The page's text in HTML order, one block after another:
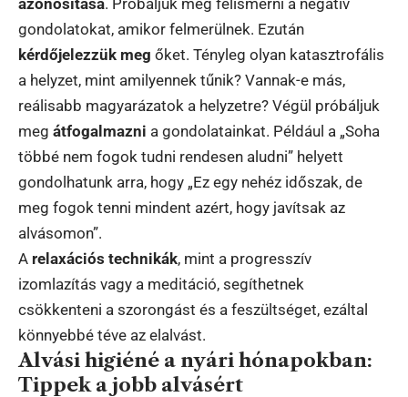
gondolatokat, amikor felmerülnek. Ezután
kérdőjelezzük meg őket. Tényleg olyan katasztrofális
a helyzet, mint amilyennek tűnik? Vannak-e más,
reálisabb magyarázatok a helyzetre? Végül próbáljuk
meg átfogalmazni a gondolatainkat. Például a „Soha
többé nem fogok tudni rendesen aludni” helyett
gondolhatunk arra, hogy „Ez egy nehéz időszak, de
meg fogok tenni mindent azért, hogy javítsak az
alvásomon”.
A relaxációs technikák, mint a progresszív
izomlazítás vagy a meditáció, segíthetnek
csökkenteni a szorongást és a feszültséget, ezáltal
könnyebbé téve az elalvást.
Alvási higiéné a nyári hónapokban:
Tippek a jobb alvásért